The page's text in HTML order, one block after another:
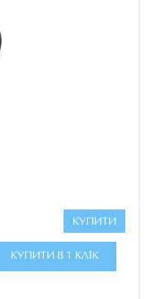
КУПИТИ
КУПИТИ В 1 КЛІК